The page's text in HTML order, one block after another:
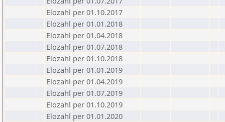
Elozahl per 01.10.2017
Elozahl per 01.01.2018
Elozahl per 01.04.2018
Elozahl per 01.07.2018
Elozahl per 01.10.2018
Elozahl per 01.01.2019
Elozahl per 01.04.2019
Elozahl per 01.07.2019
Elozahl per 01.10.2019
Elozahl per 01.01.2020